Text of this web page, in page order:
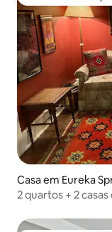
Casa em Eureka
2 quartos + 2